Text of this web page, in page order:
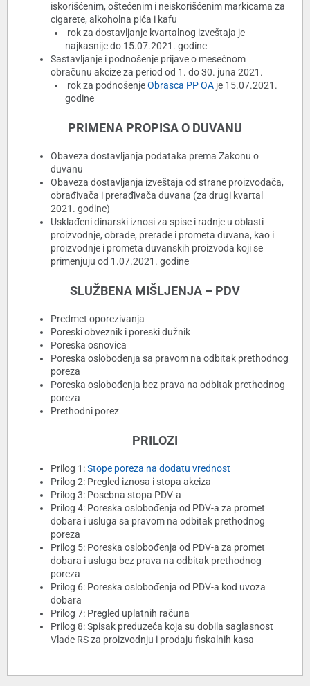
iskorišćenim, oštećenim i neiskorišćenim markicama za
cigarete, alkoholna pića i kafu
rok za dostavljanje kvartalnog izveštaja je
najkasnije do 15.07.2021. godine
Sastavljanje i podnošenje prijave o mesečnom
obračunu akcize za period od 1. do 30. juna 2021.
rok za podnošenjeObrasca PP OA je 15.07.2021.
godine
PRIMENA PROPISA O DUVANU
Obaveza dostavljanja podataka prema Zakonu o
duvanu
Obaveza dostavljanja izveštaja od strane proizvođača,
obrađivača i prerađivača duvana (za drugi kvartal
2021. godine)
Usklađeni dinarski iznosi za spise i radnje u oblasti
proizvodnje, obrade, prerade i prometa duvana, kao i
proizvodnje i prometa duvanskih proizvoda koji se
primenjuju od 1.07.2021. godine
SLUŽBENA MIŠLJENJA – PDV
Predmet oporezivanja
Poreski obveznik i poreski dužnik
Poreska osnovica
Poreska oslobođenja sa pravom na odbitak prethodnog
poreza
Poreska oslobođenja bez prava na odbitak prethodnog
poreza
Prethodni porez
PRILOZI
Prilog 1:Stope poreza na dodatu vrednost
Prilog 2: Pregled iznosa i stopa akciza
Prilog 3: Posebna stopa PDV-a
Prilog 4: Poreska oslobođenja od PDV-a za promet
dobara i usluga sa pravom na odbitak prethodnog
poreza
Prilog 5: Poreska oslobođenja od PDV-a za promet
dobara i usluga bez prava na odbitak prethodnog
poreza
Prilog 6: Poreska oslobođenja od PDV-a kod uvoza
dobara
Prilog 7: Pregled uplatnih računa
Prilog 8: Spisak preduzeća koja su dobila saglasnost
Vlade RS za proizvodnju i prodaju fiskalnih kasa